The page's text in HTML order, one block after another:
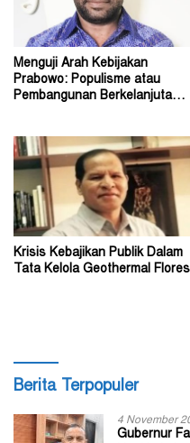
Menguji Arah Kebijakan
Prabowo: Populisme atau
Pembangunan Berkelanjutan?
Krisis Kebajikan Publik Dalam
Tata Kelola Geothermal Flores
Berita Terpopuler
4 November
Gubernur